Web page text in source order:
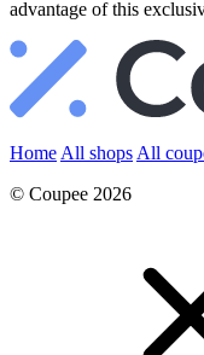
advantage of this
Home All shops All
© Coupee 2026